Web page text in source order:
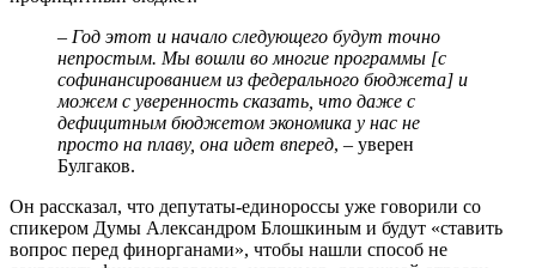
– Год этот и начало следующего будут точно
непростым. Мы вошли во многие программы [с
софинансированием из федерального бюджета] и
можем с уверенность сказать, что даже с
дефицитным бюджетом экономика у нас не
просто на плаву, она идет вперед, – уверен
Булгаков.
Он рассказал, что депутаты-единороссы уже говорили со
спикером Думы Александром Блошкиным и будут «ставить
вопрос перед финорганами», чтобы нашли способ не